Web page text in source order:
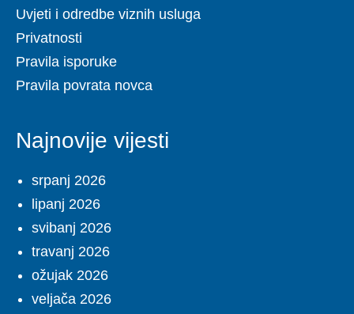
Uvjeti i odredbe viznih usluga
Privatnosti
Pravila isporuke
Pravila povrata novca
Najnovije vijesti
srpanj 2026
lipanj 2026
svibanj 2026
travanj 2026
ožujak 2026
veljača 2026